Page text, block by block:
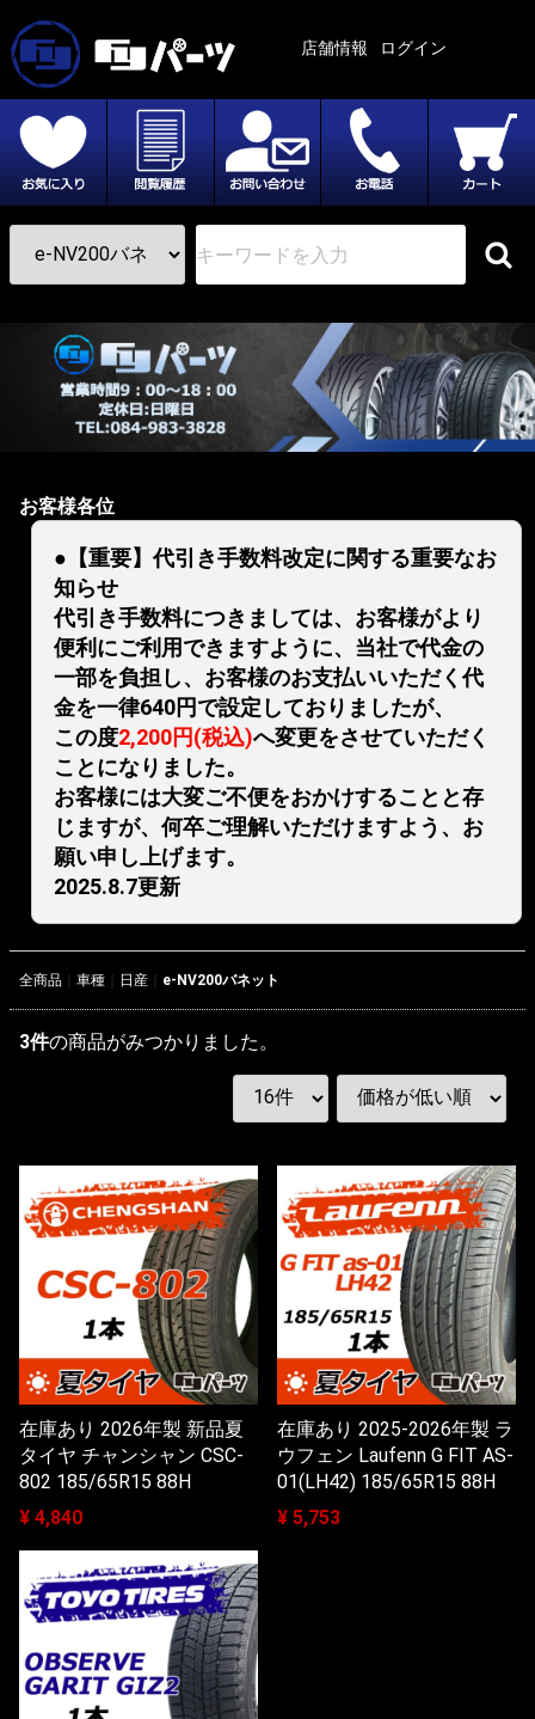
店舗情報 ログイン
お客様各位
●【重要】代引き手数料改定に関する重要なお
知らせ
代引き手数料につきましては、お客様がより
便利にご利用できますように、当社で代金の
一部を負担し、お客様のお支払いいただく代
金を一律640円で設定しておりましたが、
この度2,200円(税込)へ変更をさせていただく
ことになりました。
お客様には大変ご不便をおかけすることと存
じますが、何卒ご理解いただけますよう、お
願い申し上げます。
2025.8.7更新
全商品 車種 日産 e-NV200バネット
3件の商品がみつかりました。
在庫あり 2026年製 新品夏
タイヤ チャンシャン CSC-
802 185/65R15 88H
¥ 4,840
在庫あり 2025-2026年製 ラ
ウフェン Laufenn G FIT AS-
01(LH42) 185/65R15 88H
¥ 5,753